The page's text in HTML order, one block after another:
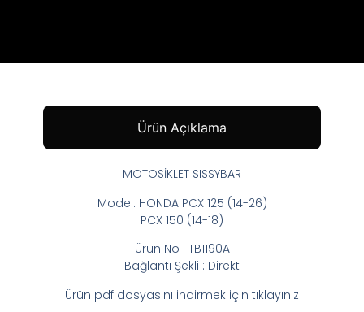
Ürün Açıklama
MOTOSİKLET SISSYBAR
Model: HONDA PCX 125 (14-26)
PCX 150 (14-18)
Ürün No : TB1190A
Bağlantı Şekli : Direkt
Ürün pdf dosyasını indirmek için tıklayınız